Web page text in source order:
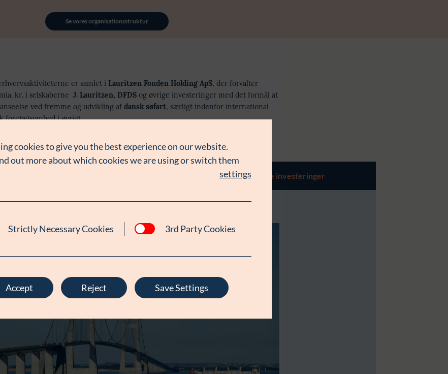
Se vores organisationsstruktur
er samlet i Lauritzen Fonden Holding ApS, der forvalter
kr. i selskaberne J. Lauritzen, DFDS og øvrige investeringer med det formål at
ved fremme og udvikling af dansk søfart, særligt indenfor international
foretagsomhed i øvrigt.
Øvrige investeringer
cookies to give you the best experience on our website.
out more about which cookies we are using or switch them
settings
Strictly Necessary Cookies 3rd Party Cookies
Accept Reject Save Settings